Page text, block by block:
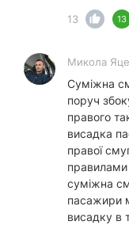
13
13
Микола
Суміжна
поруч
правого
висадка
правої
суміжна
пасажири
висадку в